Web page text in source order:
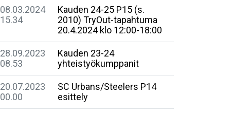
08.03.2024
15.34
Kauden 24-25 P15 (s.
2010) TryOut-tapahtuma
20.4.2024 klo 12:00-18:00
28.09.2023
08.53
Kauden 23-24
yhteistyökumppanit
20.07.2023
00.00
SC Urbans/Steelers P14
esittely